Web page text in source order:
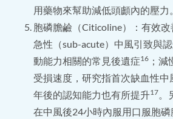
用藥物來幫助減低頭顱內的壓力
胞磷膽鹼（Citicoline）：有效
急性（sub-acute）中風引致與
動能力相關的常見後遺症16 ；
受損速度，研究指首次缺血性中
年後的認知能力也有所提升17
在中風後24小時內服用口服胞